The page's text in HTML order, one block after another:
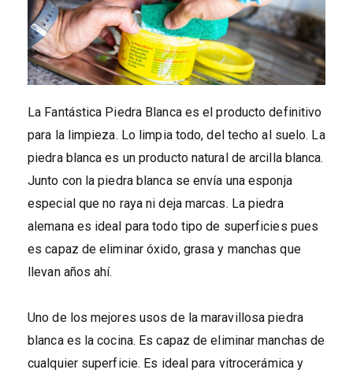
La Fantástica Piedra Blanca es el producto definitivo
para la limpieza. Lo limpia todo, del techo al suelo. La
piedra blanca es un producto natural de arcilla blanca.
Junto con la piedra blanca se envía una esponja
especial que no raya ni deja marcas. La piedra
alemana es ideal para todo tipo de superficies pues
es capaz de eliminar óxido, grasa y manchas que
llevan años ahí.
Uno de los mejores usos de la maravillosa piedra
blanca es la cocina. Es capaz de eliminar manchas de
cualquier superficie. Es ideal para vitrocerámica y